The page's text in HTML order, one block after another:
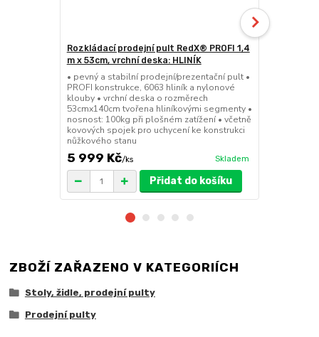
Rozkládací prodejní pult RedX® PROFI 1,4
m x 53cm, vrchní deska: HLINÍK
• pevný a stabilní prodejní/prezentační pult •
PROFI konstrukce, 6063 hliník a nylonové
klouby • vrchní deska o rozměrech
53cmx140cm tvořena hliníkovými segmenty •
nosnost: 100kg při plošném zatížení • včetně
kovových spojek pro uchycení ke konstrukci
nůžkového stanu
5 999 Kč/ks Skladem
Přidat do košíku
ZBOŽÍ ZAŘAZENO V KATEGORIÍCH
Stoly, židle, prodejní pulty
Prodejní pulty